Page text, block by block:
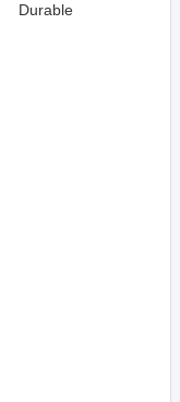
Durable